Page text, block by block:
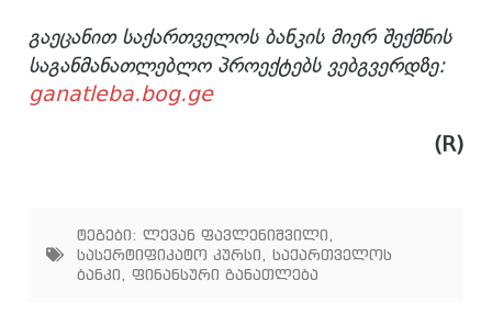
გაეცანით საქართველოს ბანკის მიერ შექმნის
საგანმანათლებლო პროექტებს ვებგვერდზე:
ganatleba.bog.ge
(R)
ტეგები: ლევან ფავლენიშვილი
სასერტიფიკატო კურსი
საქართველოს
ბანკი
ფინანსური განათლება